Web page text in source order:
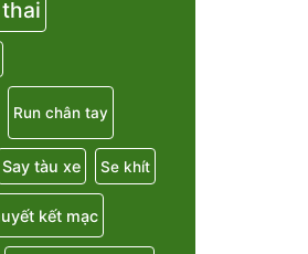
Run chân tay
Say tàu xe Se khít
kết mạc